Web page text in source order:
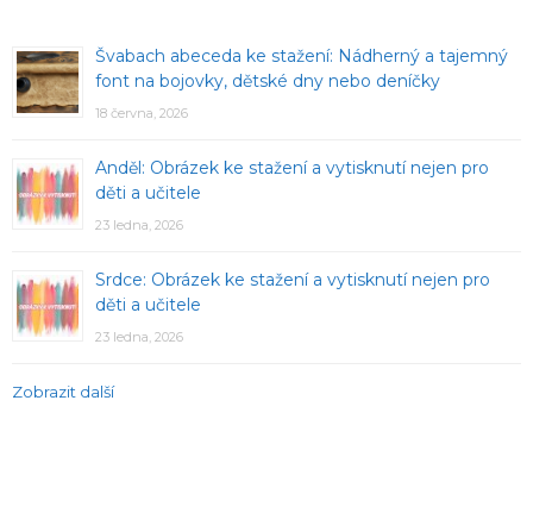
Švabach abeceda ke stažení: Nádherný a tajemný
font na bojovky, dětské dny nebo deníčky
18 června, 2026
Anděl: Obrázek ke stažení a vytisknutí nejen pro
děti a učitele
23 ledna, 2026
Srdce: Obrázek ke stažení a vytisknutí nejen pro
děti a učitele
23 ledna, 2026
Zobrazit další